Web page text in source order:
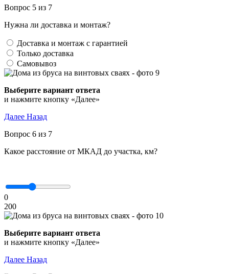
Вопрос 5 из 7
Нужна ли доставка и монтаж?
Доставка и монтаж с гарантией
Только доставка
Самовывоз
Выберите вариант ответа
и нажмите кнопку «Далее»
Далее Назад
Вопрос 6 из 7
Какое расстояние от МКАД до участка, км?
0
200
Выберите вариант ответа
и нажмите кнопку «Далее»
Далее Назад